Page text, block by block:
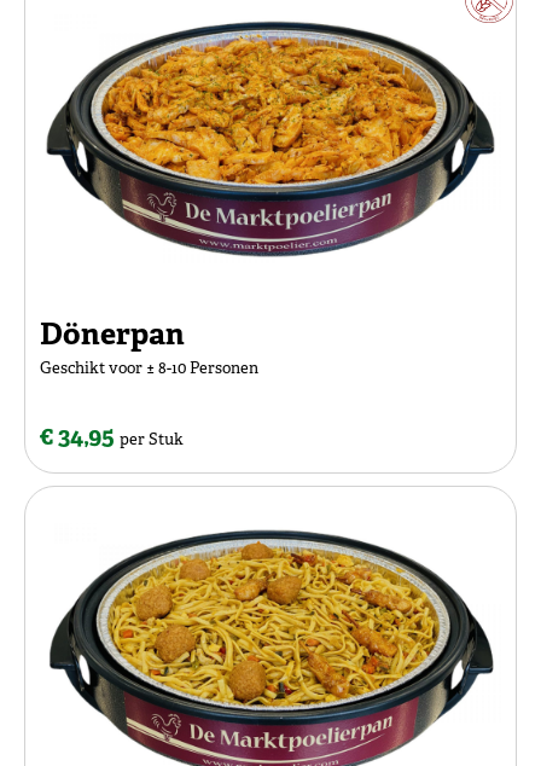
Dönerpan
Geschikt voor ± 8-10 Personen
€ 34,95 per Stuk